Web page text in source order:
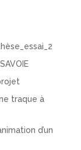
traque à
d’un